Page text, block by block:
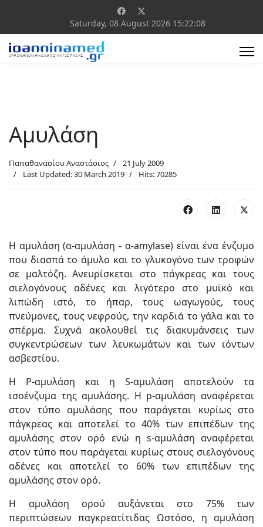
Saturday, 08 August 2026 15:22:09
Αμυλάση
Παπαθανασίου Αναστάσιος
21 July 2009
Last Updated: 30 March 2019
Hits: 70285
Η αμυλάση (α-αμυλάση - α-amylase) είναι ένα ένζυμο
που διασπά το άμυλο και το γλυκογόνο των τροφών
σε μαλτόζη. Ανευρίσκεται στο πάγκρεας και τους
σιελογόνους αδένες και λιγότερο στο μυϊκό και
λιπώδη ιστό, το ήπαρ, τους ωαγωγούς, τους
πνεύμονες, τους νεφρούς, την καρδιά το γάλα και το
σπέρμα. Συχνά ακολουθεί τις διακυμάνσεις των
συγκεντρώσεων των λευκωμάτων και των ιόντων
ασβεστίου.
Η P-αμυλάση και η S-αμυλάση αποτελούν τα
ισοένζυμα της αμυλάσης. Η p-αμυλάση αναφέρεται
στον τύπο αμυλάσης που παράγεται κυρίως στο
πάγκρεας και αποτελεί το 40% των επιπέδων της
αμυλάσης στον ορό ενώ η s-αμυλάση αναφέρεται
στον τύπο που παράγεται κυρίως στους σιελογόνους
αδένες και αποτελεί το 60% των επιπέδων της
αμυλάσης στον ορό.
Η αμυλάση ορού αυξάνεται στο 75% των
περιπτώσεων παγκρεατίτιδας Ωστόσο, η αμυλάση